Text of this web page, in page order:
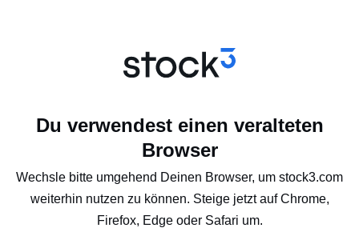
Du verwendest einen veralteten
Browser
Wechsle bitte umgehend Deinen Browser, um stock3.com
weiterhin nutzen zu können. Steige jetzt auf Chrome,
Firefox, Edge oder Safari um.